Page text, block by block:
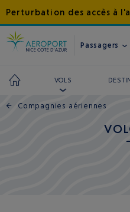
Perturbation des accès à
Passagers
VOLS
← Compagnies aériennes